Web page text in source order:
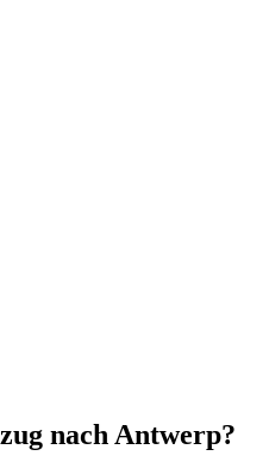
nach Antwerp?